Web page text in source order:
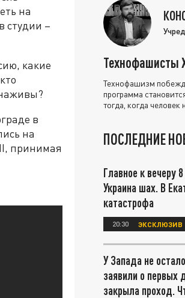
на
студии –
какие
в
на
принимая
Технофашисты
Технофашизм
программа
тогда, когда человек
ПОСЛЕДНИЕ
Главное к вечеру
Украина шах. В
катастрофа
20:30 ЭКСКЛЮЗИВ
У Запада не
заявили о первых
закрыла проход.